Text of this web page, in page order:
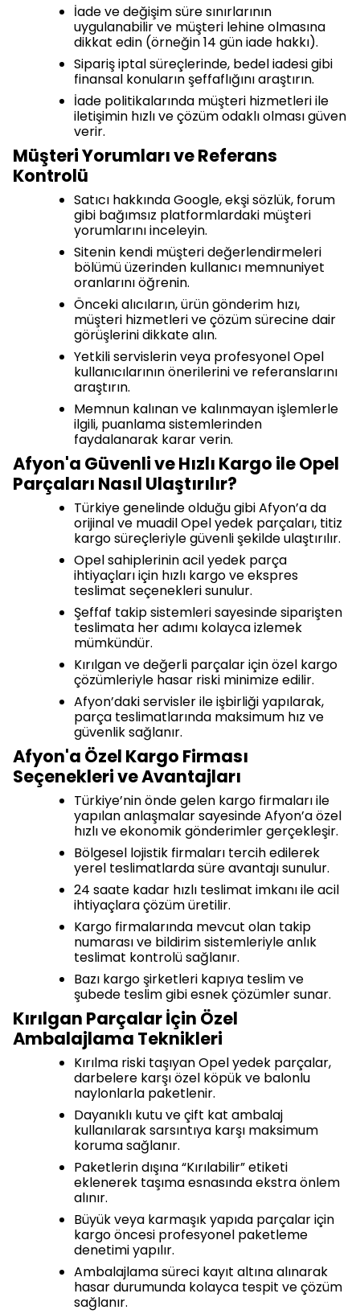
İade ve değişim süre sınırlarının
uygulanabilir ve müşteri lehine olmasına
dikkat edin (örneğin 14 gün iade hakkı).
Sipariş iptal süreçlerinde, bedel iadesi gibi
finansal konuların şeffaflığını araştırın.
İade politikalarında müşteri hizmetleri ile
iletişimin hızlı ve çözüm odaklı olması güven
verir.
Müşteri Yorumları ve Referans
Kontrolü
Satıcı hakkında Google, ekşi sözlük, forum
gibi bağımsız platformlardaki müşteri
yorumlarını inceleyin.
Sitenin kendi müşteri değerlendirmeleri
bölümü üzerinden kullanıcı memnuniyet
oranlarını öğrenin.
Önceki alıcıların, ürün gönderim hızı,
müşteri hizmetleri ve çözüm sürecine dair
görüşlerini dikkate alın.
Yetkili servislerin veya profesyonel Opel
kullanıcılarının önerilerini ve referanslarını
araştırın.
Memnun kalınan ve kalınmayan işlemlerle
ilgili, puanlama sistemlerinden
faydalanarak karar verin.
Afyon'a Güvenli ve Hızlı Kargo ile Opel
Parçaları Nasıl Ulaştırılır?
Türkiye genelinde olduğu gibi Afyon’a da
orijinal ve muadil Opel yedek parçaları, titiz
kargo süreçleriyle güvenli şekilde ulaştırılır.
Opel sahiplerinin acil yedek parça
ihtiyaçları için hızlı kargo ve ekspres
teslimat seçenekleri sunulur.
Şeffaf takip sistemleri sayesinde siparişten
teslimata her adımı kolayca izlemek
mümkündür.
Kırılgan ve değerli parçalar için özel kargo
çözümleriyle hasar riski minimize edilir.
Afyon’daki servisler ile işbirliği yapılarak,
parça teslimatlarında maksimum hız ve
güvenlik sağlanır.
Afyon'a Özel Kargo Firması
Seçenekleri ve Avantajları
Türkiye’nin önde gelen kargo firmaları ile
yapılan anlaşmalar sayesinde Afyon’a özel
hızlı ve ekonomik gönderimler gerçekleşir.
Bölgesel lojistik firmaları tercih edilerek
yerel teslimatlarda süre avantajı sunulur.
24 saate kadar hızlı teslimat imkanı ile acil
ihtiyaçlara çözüm üretilir.
Kargo firmalarında mevcut olan takip
numarası ve bildirim sistemleriyle anlık
teslimat kontrolü sağlanır.
Bazı kargo şirketleri kapıya teslim ve
şubede teslim gibi esnek çözümler sunar.
Kırılgan Parçalar İçin Özel
Ambalajlama Teknikleri
Kırılma riski taşıyan Opel yedek parçalar,
darbelere karşı özel köpük ve balonlu
naylonlarla paketlenir.
Dayanıklı kutu ve çift kat ambalaj
kullanılarak sarsıntıya karşı maksimum
koruma sağlanır.
Paketlerin dışına “Kırılabilir” etiketi
eklenerek taşıma esnasında ekstra önlem
alınır.
Büyük veya karmaşık yapıda parçalar için
kargo öncesi profesyonel paketleme
denetimi yapılır.
Ambalajlama süreci kayıt altına alınarak
hasar durumunda kolayca tespit ve çözüm
sağlanır.